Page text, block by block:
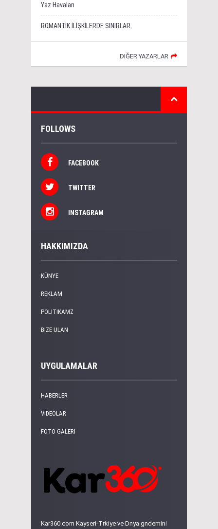
Yaz Havaları
ROMANTİK İLİŞKİLERDE SINIRLAR
DIĞER YAZARLAR
FOLLOWS
FACEBOOK
TWITTER
INSTAGRAM
HAKKIMIZDA
KÜNYE
REKLAM
POLITIKAMZ
BIZE ULAN
UYGULAMALAR
HABERLER
VIDEOLAR
FOTO GALERI
Kar360.com Kayseri-Trkiye ve Dnya gndemini